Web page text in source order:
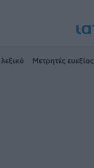
λεξικό Μετρητές ευεξίας